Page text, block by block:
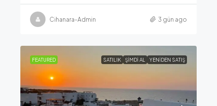
Cihanara-Admin 3 gün ago
FEATURED SATILIK ŞIMDI AL YENIDEN SATIŞ